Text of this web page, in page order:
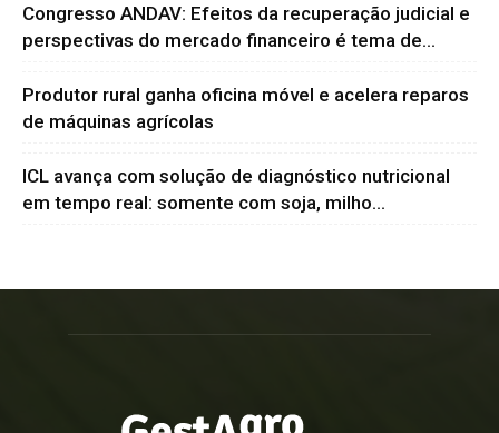
Congresso ANDAV: Efeitos da recuperação judicial e
perspectivas do mercado financeiro é tema de...
Produtor rural ganha oficina móvel e acelera reparos
de máquinas agrícolas
ICL avança com solução de diagnóstico nutricional
em tempo real: somente com soja, milho...